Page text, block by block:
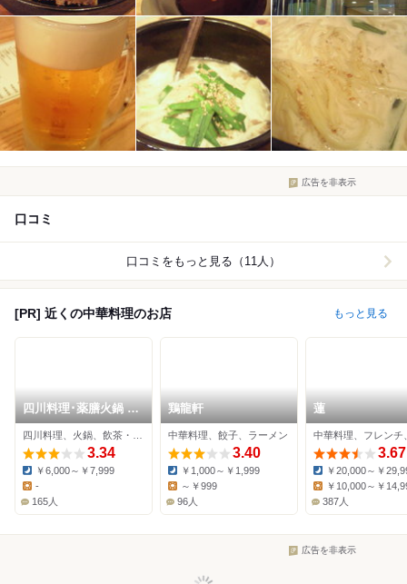
広告を非表示
口コミ
口コミをもっと見る（11人）
[PR] 近くの中華料理のお店 もっと見る
四川料理･薬膳火鍋 花
椒庭 広尾本店
3.34
Dinner:
￥6,000～￥7,999
-
165人
鶏龍軒
中華料理、餃子、ラーメン
3.40
Dinner:
￥1,000～￥1,999
Lunch:
～￥999
96人
蓮
3.67
Dinner:
￥20,000～￥
￥10,000～￥
387人
広告を非表示